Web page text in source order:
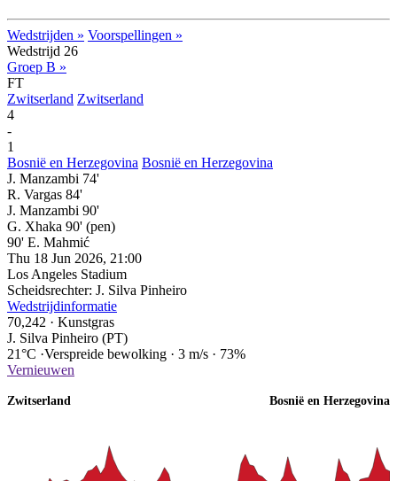
Wedstrijden » Voorspellingen »
Wedstrijd 26
Groep B »
FT
Zwitserland Zwitserland
4
-
1
Bosnië en Herzegovina Bosnië en Herzegovina
J. Manzambi 74'
R. Vargas 84'
J. Manzambi 90'
G. Xhaka 90' (pen)
90' E. Mahmić
Thu 18 Jun 2026, 21:00
Los Angeles Stadium
Scheidsrechter: J. Silva Pinheiro
Wedstrijdinformatie
70,242 · Kunstgras
J. Silva Pinheiro (PT)
21°C ·Verspreide bewolking · 3 m/s · 73%
Vernieuwen
Zwitserland Bosnië en Herzegovina